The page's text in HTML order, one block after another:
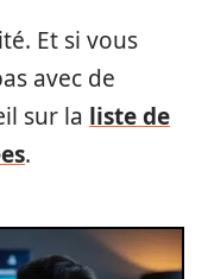
Et si vous
avec de
sur la liste de
.